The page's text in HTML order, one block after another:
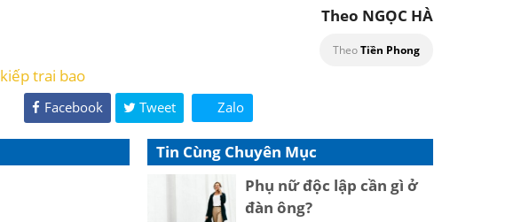
Theo NGỌC HÀ
TheoTiền Phong
kiếp trai bao
Facebook Tweet Zalo
Tin Cùng Chuyên Mục
Phụ nữ độc lập cần gì ở
đàn ông?